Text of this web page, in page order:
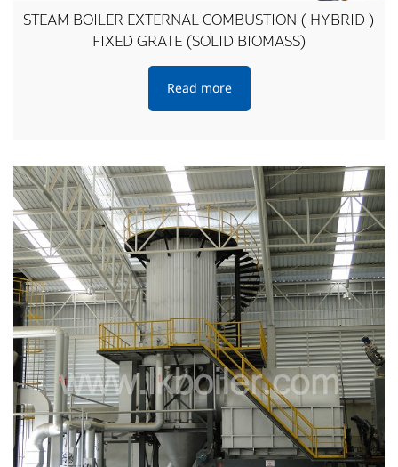
STEAM BOILER EXTERNAL COMBUSTION ( HYBRID )
FIXED GRATE (SOLID BIOMASS)
Read more